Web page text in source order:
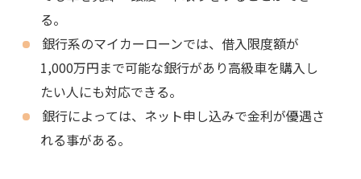
る。
銀行系のマイカーローンでは、借入限度額が
1,000万円まで可能な銀行があり高級車を購入し
たい人にも対応できる。
銀行によっては、ネット申し込みで金利が優遇さ
れる事がある。